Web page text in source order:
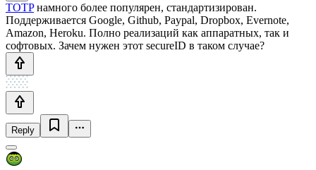
TOTPнамного более популярен, стандартизирован.
Поддерживается Google, Github, Paypal, Dropbox, Evernote,
Amazon, Heroku. Полно реализаций как аппаратных, так и
софтовых. Зачем нужен этот secureID в таком случае?
Reply